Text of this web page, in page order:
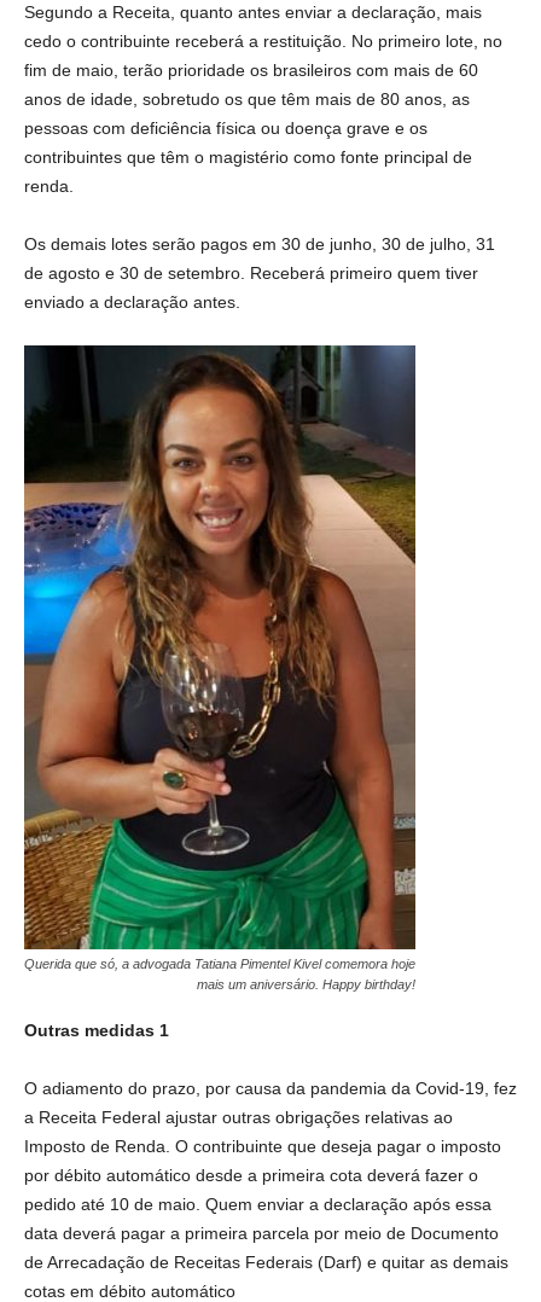
Segundo a Receita, quanto antes enviar a declaração, mais
cedo o contribuinte receberá a restituição. No primeiro lote, no
fim de maio, terão prioridade os brasileiros com mais de 60
anos de idade, sobretudo os que têm mais de 80 anos, as
pessoas com deficiência física ou doença grave e os
contribuintes que têm o magistério como fonte principal de
renda.
Os demais lotes serão pagos em 30 de junho, 30 de julho, 31
de agosto e 30 de setembro. Receberá primeiro quem tiver
enviado a declaração antes.
Querida que só, a advogada Tatiana Pimentel Kivel comemora hoje
mais um aniversário. Happy birthday!
Outras medidas 1
O adiamento do prazo, por causa da pandemia da Covid-19, fez
a Receita Federal ajustar outras obrigações relativas ao
Imposto de Renda. O contribuinte que deseja pagar o imposto
por débito automático desde a primeira cota deverá fazer o
pedido até 10 de maio. Quem enviar a declaração após essa
data deverá pagar a primeira parcela por meio de Documento
de Arrecadação de Receitas Federais (Darf) e quitar as demais
cotas em débito automático